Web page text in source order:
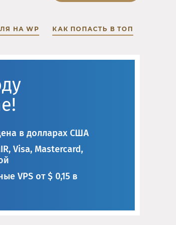
НА WP КАК ПОПАСТЬ В ТОП
в долларах США
Visa, Mastercard,
VPS от $ 0,15 в